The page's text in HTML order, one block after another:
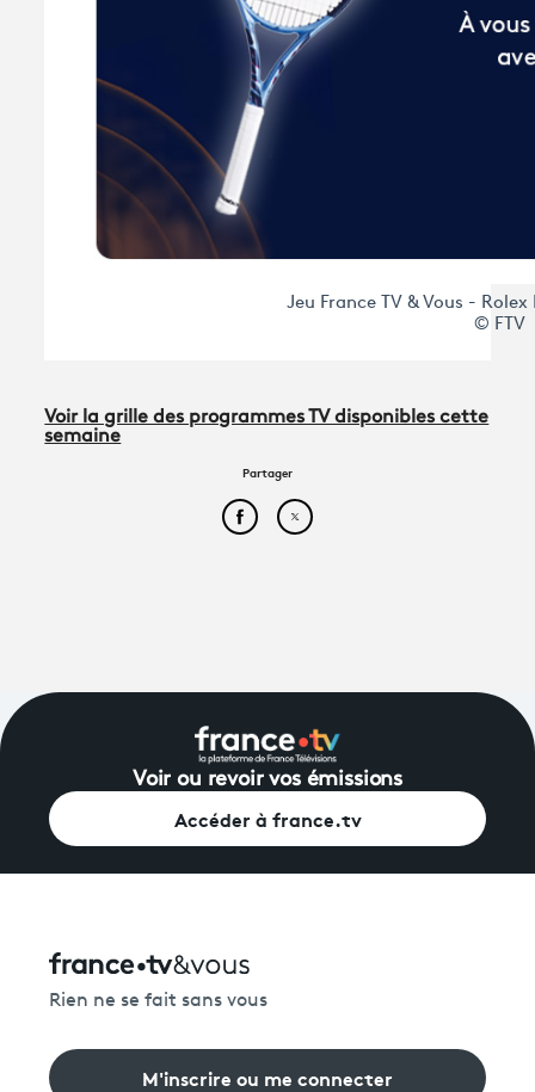
Jeu France TV & Vous -
© FTV
Voir la grille des programmes TV disponibles cette
semaine
Partager
Partager cet article sur
Partager cet article sur
Voir ou revoir vos émissions
Accéder à france.tv
Rien ne se fait sans vous
M'inscrire ou me connecter